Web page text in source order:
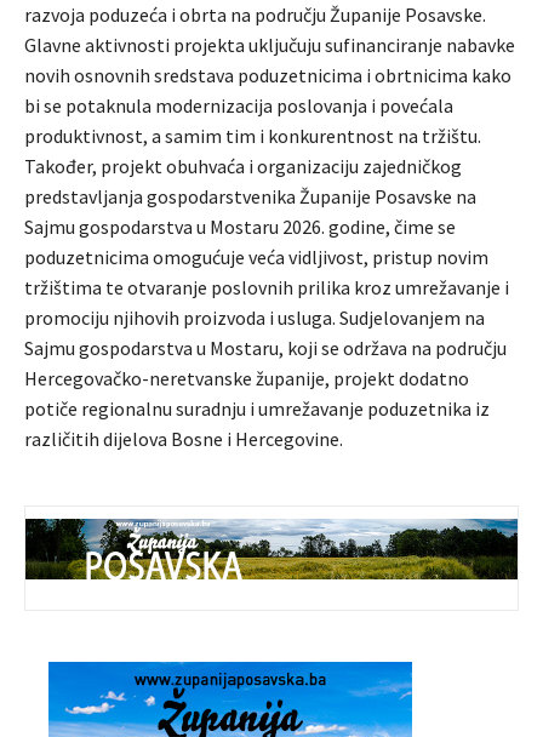
razvoja poduzeća i obrta na području Županije Posavske.
Glavne aktivnosti projekta uključuju sufinanciranje nabavke
novih osnovnih sredstava poduzetnicima i obrtnicima kako
bi se potaknula modernizacija poslovanja i povećala
produktivnost, a samim tim i konkurentnost na tržištu.
Također, projekt obuhvaća i organizaciju zajedničkog
predstavljanja gospodarstvenika Županije Posavske na
Sajmu gospodarstva u Mostaru 2026. godine, čime se
poduzetnicima omogućuje veća vidljivost, pristup novim
tržištima te otvaranje poslovnih prilika kroz umrežavanje i
promociju njihovih proizvoda i usluga. Sudjelovanjem na
Sajmu gospodarstva u Mostaru, koji se održava na području
Hercegovačko-neretvanske županije, projekt dodatno
potiče regionalnu suradnju i umrežavanje poduzetnika iz
različitih dijelova Bosne i Hercegovine.